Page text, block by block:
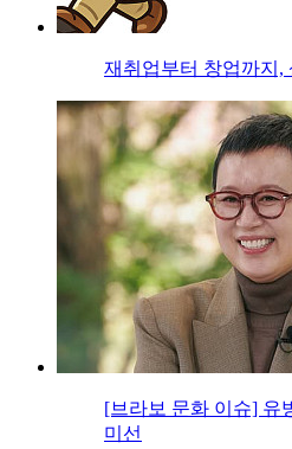
재취업부터 창업까지,
[브라보 문화 이슈] 유
미선